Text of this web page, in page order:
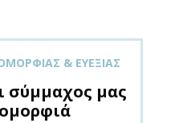
& ΕΥΕΞΊΑΣ
σύμμαχος μας